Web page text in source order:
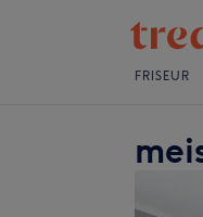
FRISEUR